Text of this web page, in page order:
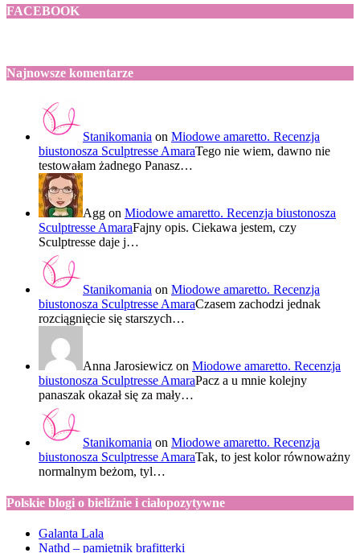
FACEBOOK
Najnowsze komentarze
Stanikomania on Miodowe amaretto. Recenzja
biustonosza Sculptresse AmaraTego nie wiem, dawno nie
testowałam żadnego Panasz…
Agg on Miodowe amaretto. Recenzja biustonosza
Sculptresse AmaraFajny opis. Ciekawa jestem, czy
Sculptresse daje j…
Stanikomania on Miodowe amaretto. Recenzja
biustonosza Sculptresse AmaraCzasem zachodzi jednak
rozciągnięcie się starszych…
Anna Jarosiewicz on Miodowe amaretto. Recenzja
biustonosza Sculptresse AmaraPacz a u mnie kolejny
panaszak okazał się za mały…
Stanikomania on Miodowe amaretto. Recenzja
biustonosza Sculptresse AmaraTak, to jest kolor równoważny
normalnym beżom, tyl…
Polskie blogi o bieliźnie i ciałopozytywne
Galanta Lala
Nathd – pamiętnik brafitterki